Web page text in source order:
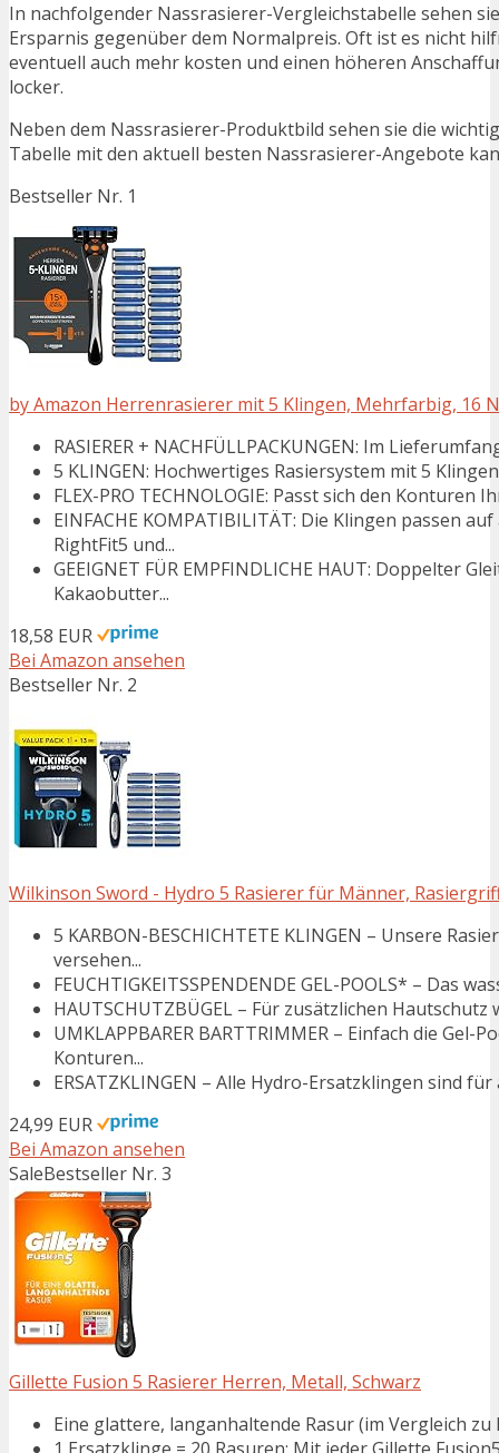
In nachfolgender Nassrasierer-Vergleichstabelle sehen
Ersparnis gegenüber dem Normalpreis. Oft ist es nicht
eventuell auch mehr kosten und einen höheren
locker.
Neben dem Nassrasierer-Produktbild sehen sie die
Tabelle mit den aktuell besten Nassrasierer-Angebote
Bestseller Nr. 1
by Amazon Herrenrasierer mit 5 Klingen, Mehrfarbig, 16
RASIERER + NACHFÜLLPACKUNGEN: Im
5 KLINGEN: Hochwertiges Rasiersystem mit 5
FLEX-PRO TECHNOLOGIE: Passt sich den
EINFACHE KOMPATIBILITÄT: Die Klingen passen
RightFit5 und...
GEEIGNET FÜR EMPFINDLICHE HAUT: Doppelter
Kakaobutter...
18,58 EUR
Bei Amazon ansehen
Bestseller Nr. 2
Wilkinson Sword - Hydro 5 Rasierer für Männer,
5 KARBON-BESCHICHTETE KLINGEN – Unsere
versehen...
FEUCHTIGKEITSSPENDENDE GEL-POOLS* – Das
HAUTSCHUTZBÜGEL – Für zusätzlichen
UMKLAPPBARER BARTTRIMMER – Einfach die
Konturen...
ERSATZKLINGEN – Alle Hydro-Ersatzklingen sind
24,99 EUR
Bei Amazon ansehen
SaleBestseller Nr. 3
Gillette Fusion 5 Rasierer Herren, Metall, Schwarz
Eine glattere, langanhaltende Rasur (im Vergleich